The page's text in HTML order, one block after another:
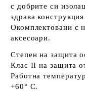
с добрите си
здрава
Окомплектовани с
аксесоари.
Степен на защита
Клас II на защита
Работна
+60° С.